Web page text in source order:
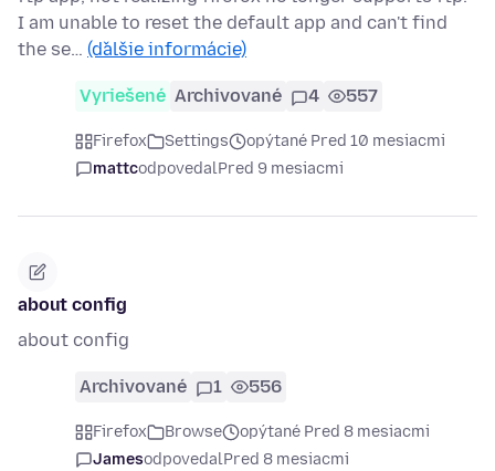
I am unable to reset the default app and can't find
the se… (ďalšie informácie)
Vyriešené Archivované 4 557
Firefox Settings
opýtané Pred 10 mesiacmi
mattcodpovedalPred 9 mesiacmi
about config
about config
Archivované 1 556
Firefox Browse
opýtané Pred 8 mesiacmi
JamesodpovedalPred 8 mesiacmi